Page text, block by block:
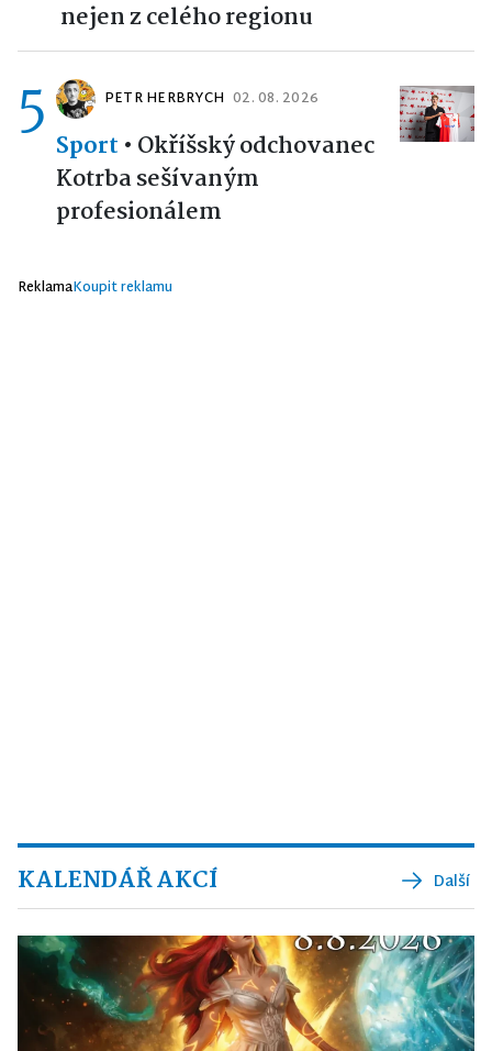
nejen z celého regionu
5 PETR HERBRYCH 02. 08. 2026
Sport • Okříšský odchovanec
Kotrba sešívaným
profesionálem
ReklamaKoupit reklamu
KALENDÁŘ AKCÍ Další